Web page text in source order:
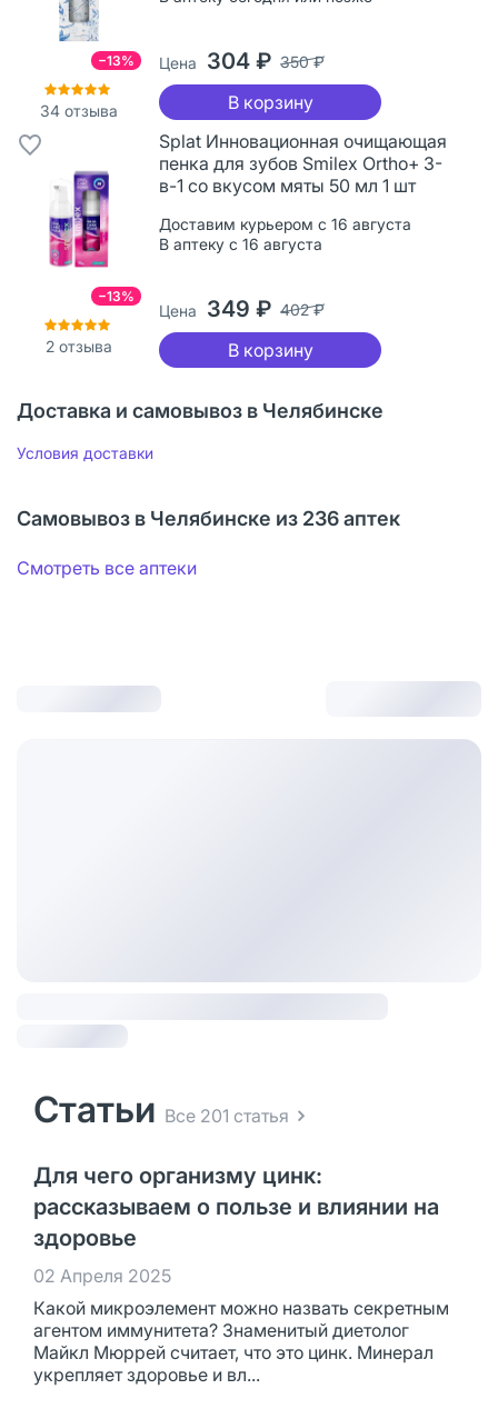
−13%
34 отзыва
Цена 304 ₽ 350 ₽
В корзину
−13%
2 отзыва
Splat Инновационная очищающая
пенка для зубов Smilex Ortho+ 3-
в-1 со вкусом мяты 50 мл 1 шт
Доставим курьером с 16 августа
В аптеку с 16 августа
Цена 349 ₽ 402 ₽
В корзину
Доставка и самовывоз в Челябинске
Условия доставки
Самовывоз в Челябинске из 236 аптек
Смотреть все аптеки
Статьи Все 201 статья
Для чего организму цинк:
рассказываем о пользе и влиянии на
здоровье
02 Апреля 2025
Какой микроэлемент можно назвать секретным
агентом иммунитета? Знаменитый диетолог
Майкл Мюррей считает, что это цинк. Минерал
укрепляет здоровье и вл...